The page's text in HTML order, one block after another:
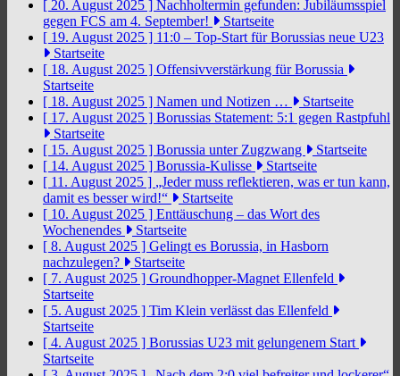
[ 20. August 2025 ] Nachholtermin gefunden: Jubiläumsspiel
gegen FCS am 4. September!
Startseite
[ 19. August 2025 ] 11:0 – Top-Start für Borussias neue U23
Startseite
[ 18. August 2025 ] Offensivverstärkung für Borussia
Startseite
[ 18. August 2025 ] Namen und Notizen …
Startseite
[ 17. August 2025 ] Borussias Statement: 5:1 gegen Rastpfuhl
Startseite
[ 15. August 2025 ] Borussia unter Zugzwang
Startseite
[ 14. August 2025 ] Borussia-Kulisse
Startseite
[ 11. August 2025 ] „Jeder muss reflektieren, was er tun kann,
damit es besser wird!“
Startseite
[ 10. August 2025 ] Enttäuschung – das Wort des
Wochenendes
Startseite
[ 8. August 2025 ] Gelingt es Borussia, in Hasborn
nachzulegen?
Startseite
[ 7. August 2025 ] Groundhopper-Magnet Ellenfeld
Startseite
[ 5. August 2025 ] Tim Klein verlässt das Ellenfeld
Startseite
[ 4. August 2025 ] Borussias U23 mit gelungenem Start
Startseite